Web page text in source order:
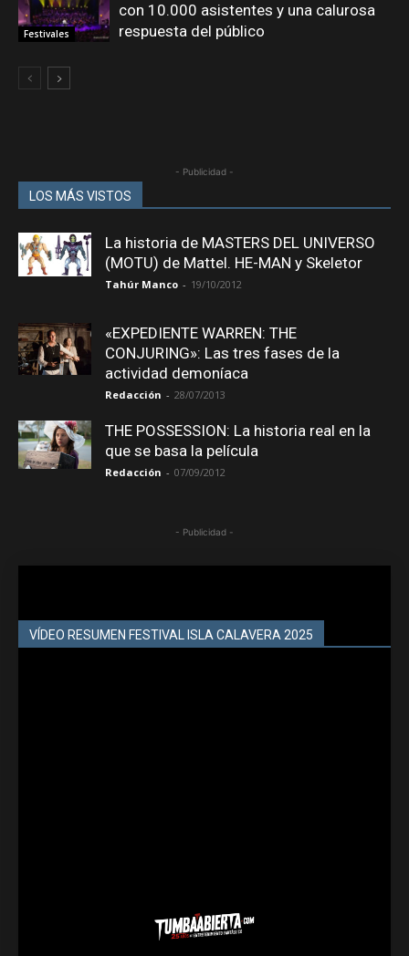
Festivales
con 10.000 asistentes y una calurosa
respuesta del público
- Publicidad -
LOS MÁS VISTOS
La historia de MASTERS DEL UNIVERSO
(MOTU) de Mattel. HE-MAN y Skeletor
Tahúr Manco - 19/10/2012
«EXPEDIENTE WARREN: THE
CONJURING»: Las tres fases de la
actividad demoníaca
Redacción - 28/07/2013
THE POSSESSION: La historia real en la
que se basa la película
Redacción - 07/09/2012
- Publicidad -
VÍDEO RESUMEN FESTIVAL ISLA CALAVERA 2025